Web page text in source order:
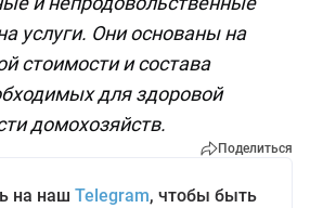
услуги. Они основаны на
стоимости и состава
для здоровой
домохозяйств.
Поделиться
на наш Telegram, чтобы быть